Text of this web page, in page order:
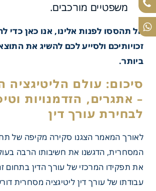
משפטיים מורכבים.
אל תהססו לפנות אלינו, אנו כאן כדי
זכויותיכם ולסייע לכם להשיג את
ביותר.
לאורך המאמר הצגנו סקירה מקיפה של
המסחרית, הדגשנו את חשיבותו הרבה
את תפקידו המרכזי של עורך הדין בתחום
עבודתו של עורך דין ליטיגציה מסחרית